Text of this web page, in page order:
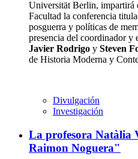
Universität Berlin, impartirá
Facultad la conferencia
posguerra y políticas de
presencia del coordinador y
Javier Rodrigo y Steven
de Historia Moderna y
Divulgación
Investigación
La profesora Natàlia
Raimon Noguera"